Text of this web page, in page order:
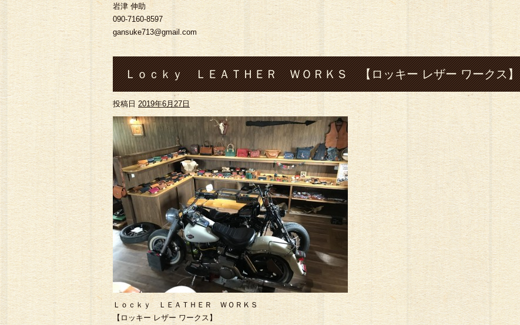
岩津 伸助
090-7160-8597
gansuke713@gmail.com
Ｌｏｃｋｙ ＬＥＡＴＨＥＲ ＷＯＲＫＳ 【ロッキー レザー ワークス】
快適空間#熊本#菊池市#七城#leather#レザ ー#革#ハンドメイド#財布#ロン
グウォレット#コインケー ス#バッグ#ハーレー#shovel-head#silver#シルバ
ーアクセサリー# バングル#フェザー#指輪#cafe#コーヒー#ツーリング#ト
ラッ カーウォレット#スイーツ
投稿日 2019年6月27日
Ｌｏｃｋｙ ＬＥＡＴＨＥＲ ＷＯＲＫＳ
【ロッキー レザー ワークス】